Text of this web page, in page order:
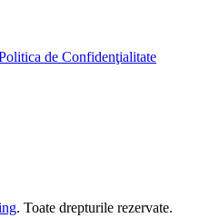
de Confidenţialitate
. Toate drepturile rezervate.